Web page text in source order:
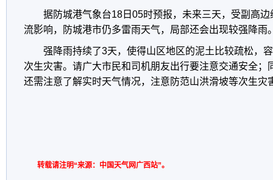
据防城港气象台18日05时预报，未来三天，受副高
流影响，防城港市仍多雷雨天气，局部还会出现较强降雨
强降雨持续了3天，使得山区地区的泥土比较疏松，
次生灾害。请广大市民和司机朋友出行要注意交通安全；
还需注意了解实时天气情况，注意防范山洪滑坡等次生灾
转载请注明“来源：中国天气网广西站”。